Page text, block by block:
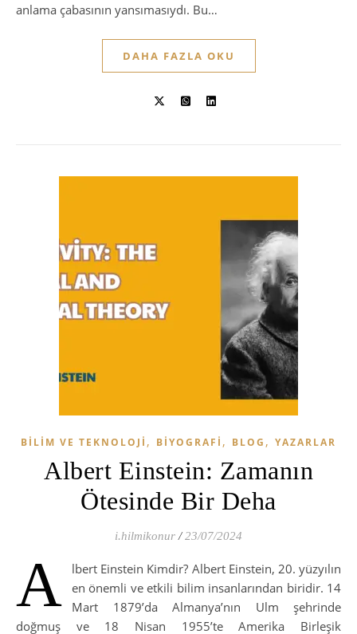
anlama çabasının yansımasıydı. Bu…
DAHA FAZLA OKU
BILIM VE TEKNOLOJI , BIYOGRAFI , BLOG , YAZARLAR
Albert Einstein: Zamanın
Ötesinde Bir Deha
i.hilmikonur / 23/07/2024
A
lbert Einstein Kimdir? Albert Einstein, 20. yüzyılın
en önemli ve etkili bilim insanlarından biridir. 14
Mart 1879’da Almanya’nın Ulm şehrinde
doğmuş ve 18 Nisan 1955’te Amerika Birleşik